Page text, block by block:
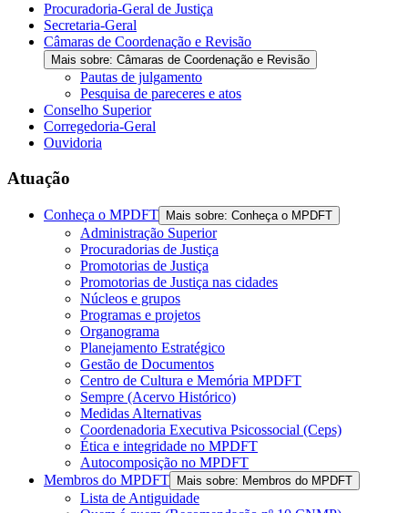
Procuradoria-Geral de Justiça
Secretaria-Geral
Câmaras de Coordenação e Revisão
Mais sobre: Câmaras de Coordenação e Revisão
Pautas de julgamento
Pesquisa de pareceres e atos
Conselho Superior
Corregedoria-Geral
Ouvidoria
Atuação
Conheça o MPDFT Mais sobre: Conheça o MPDFT
Administração Superior
Procuradorias de Justiça
Promotorias de Justiça
Promotorias de Justiça nas cidades
Núcleos e grupos
Programas e projetos
Organograma
Planejamento Estratégico
Gestão de Documentos
Centro de Cultura e Memória MPDFT
Sempre (Acervo Histórico)
Medidas Alternativas
Coordenadoria Executiva Psicossocial (Ceps)
Ética e integridade no MPDFT
Autocomposição no MPDFT
Membros do MPDFT
Mais sobre: Membros do MPDFT
Lista de Antiguidade